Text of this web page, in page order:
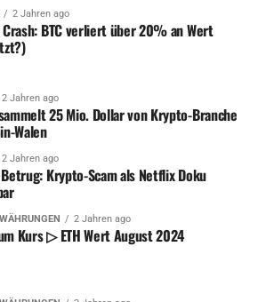
2 Jahren ago
BTC verliert über 20% an Wert
2 Jahren ago
25 Mio. Dollar von Krypto-Branche
Walen
2 Jahren ago
Krypto-Scam als Netflix Doku
2 Jahren ago
Kurs ▷ ETH Wert August 2024